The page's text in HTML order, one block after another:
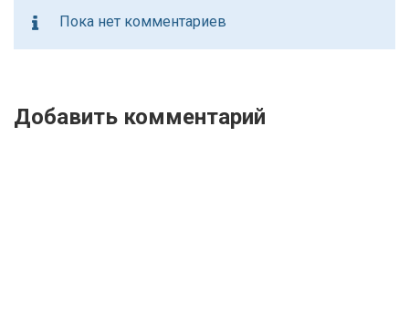
Пока нет комментариев
Добавить комментарий